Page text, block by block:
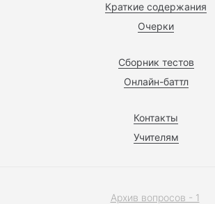
Краткие содержания
Очерки
Сборник тестов
Онлайн-баттл
Контакты
Учителям
Архив вопросов - 1